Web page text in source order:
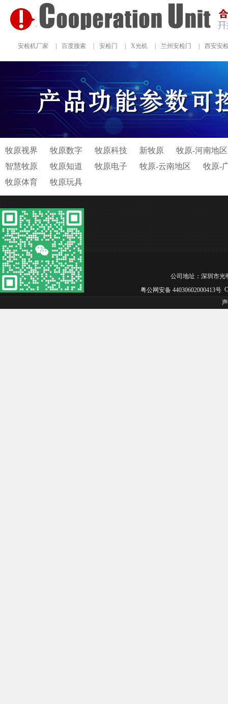
安检机厂家 百度搜索 安检门 X光机 兰州安检门 西安安
牧原视界 牧原数字 牧原科技 新牧原
牧原-河南地区
智慧牧原
牧原知道 牧原电子 牧原-云南地区
牧原-
牧原体育
牧原玩具
公司地址：深圳市光
粤公网安备 44030602000413号